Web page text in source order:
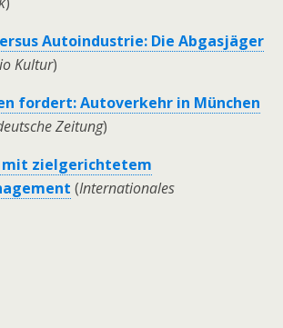
Autoindustrie: Die Abgasjäger
Kultur)
fordert: Autoverkehr in München
Zeitung)
mit zielgerichtetem
(Internationales